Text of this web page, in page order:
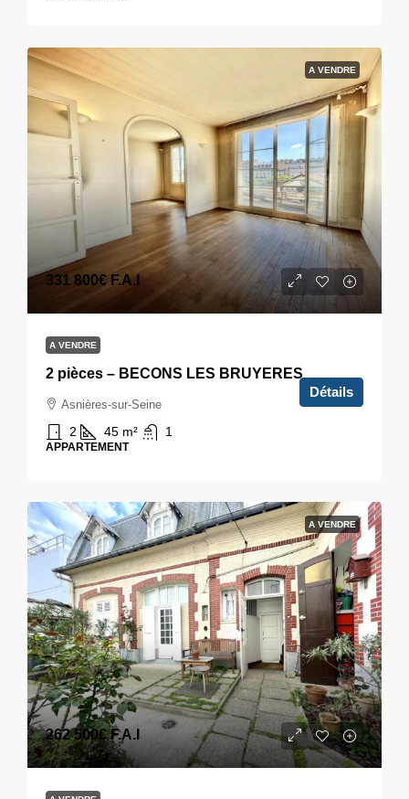
A VENDRE
331 800€ F.A.I
A VENDRE
2 pièces – BECONS LES BRUYERES
Asnières-sur-Seine
2 45 m² 1
APPARTEMENT
Détails
A VENDRE
262 500€F.A.I